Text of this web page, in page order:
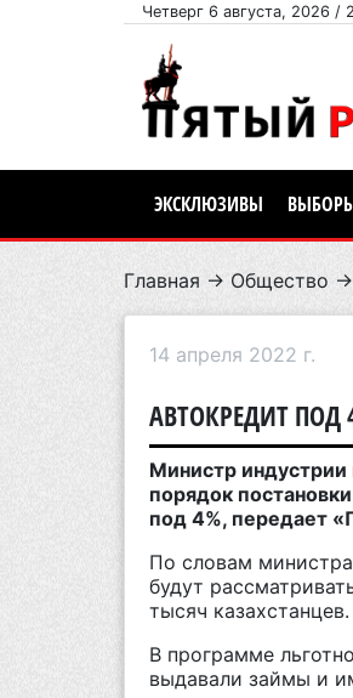
Четверг 6 августа, 2026 /
ЭКСКЛЮЗИВЫ
Главная → Общество →
14 апреля 2022 г.
АВТОКРЕДИТ ПОД
Министр индустрии
порядок
под 4%, передает
По словам
будут
тысяч казахстанцев.
В программе
выдавали займы и